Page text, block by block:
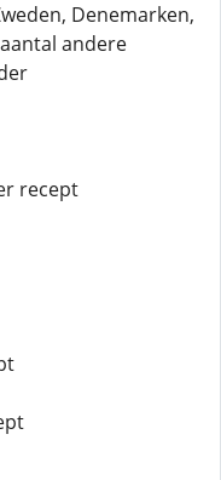
Denemarken,
andere
recept